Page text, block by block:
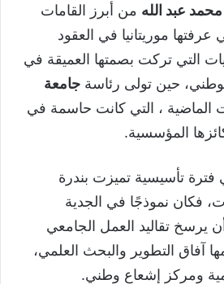
عبد الله من أبرز القامات
عرفتها موريتانيا في العقود
التي تركت بصمتها العميقة في
حين تولى رئاسة جامعة
الماضية ، التي كانت حاسمة في
المؤسسية.
فترة تأسيسية تميزت بندرة
فكان نموذجًا في الجدية
يرسخ تقاليد العمل الجامعي
آفاق التطوير والبحث العلمي،
ومركز إشعاع وطني.